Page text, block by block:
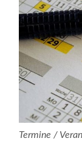
Termine /